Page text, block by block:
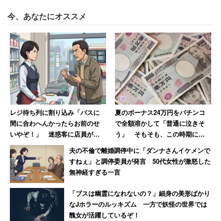
会計時にもたつき、列が長くなれば、気になるのは会計待
ちの人からの視線だ。「チャージ不足で後ろの人から冷た
い視線を浴びたことがある」人の割合も、やはり20代
（25.3％）で高かった。全体では12.1％なので、10ポイン
ト以上の差が開いている。
チャージ不足でもたつく姿にイライラしたことのある人
は、30.8％いた。最も高かったのは20代女性で48.7％だっ
た。
一方、「胸キュンしたことがある」と回答した人も3.6％
と、少数ながら存在する。特に20代男性で8.6％、30代男
性で8.7％と、若い男性でのときめき率が高かった。
今、あなたにオススメ
レジ待ち列に割り込み「バスに
間に合わへんかったらお前のせ
いやぞ！」 迷惑客に店員が反
撃「私のせいじゃないです」
夏のボーナス24万円をパチンコ
で全額溶かして「普通に泣きそ
う」 そもそも、この時期に打
つのは無謀だ
夫の不倫で離婚調停中に「ダンナさんイケメンで
すねぇ」と調停委員が発言 50代女性が激怒した
無神経すぎる一言
「ブスは幽霊になれないの？」細身の美形ばかり
なJホラーのルッキズム 一方で妖怪の世界では
醜女が活躍しているぞ！